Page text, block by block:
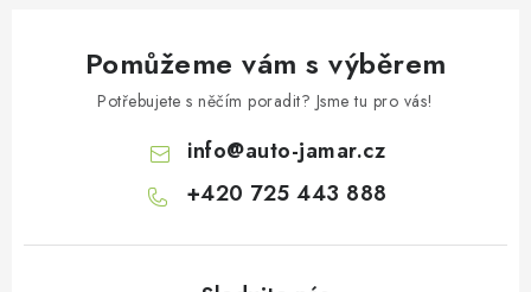
Pomůžeme vám s výběrem
Potřebujete s něčím poradit? Jsme tu pro vás!
info@auto-jamar.cz
+420 725 443 888